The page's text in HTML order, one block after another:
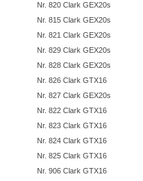
Nr. 820 Clark GEX20s
Nr. 815 Clark GEX20s
Nr. 821 Clark GEX20s
Nr. 829 Clark GEX20s
Nr. 828 Clark GEX20s
Nr. 826 Clark GTX16
Nr. 827 Clark GEX20s
Nr. 822 Clark GTX16
Nr. 823 Clark GTX16
Nr. 824 Clark GTX16
Nr. 825 Clark GTX16
Nr. 906 Clark GTX16